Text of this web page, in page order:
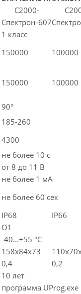
С2000-
Спектрон-607
1 класс
150000
100000
150000 100000
90°
185-260
4300
не более 10 с
от 8 до 11 В
не более 1 мА
не более 60 сек
IP68
IP66
О1
-40...+55 °С
158х84х73
0,4
0,2
10 лет
программа UProg.exe